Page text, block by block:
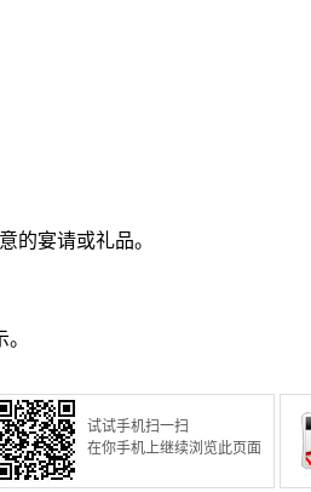
的宴请或礼品。
试试手机扫一扫
在你手机上继续浏览此页面